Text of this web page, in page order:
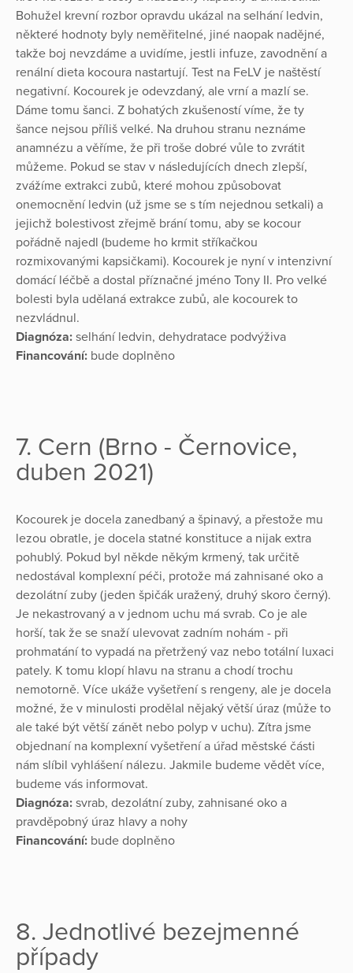
Bohužel krevní rozbor opravdu ukázal na selhání ledvin,
některé hodnoty byly neměřitelné, jiné naopak nadějné,
takže boj nevzdáme a uvidíme, jestli infuze, zavodnění a
renální dieta kocoura nastartují. Test na FeLV je naštěstí
negativní. Kocourek je odevzdaný, ale vrní a mazlí se.
Dáme tomu šanci. Z bohatých zkušeností víme, že ty
šance nejsou příliš velké. Na druhou stranu neznáme
anamnézu a věříme, že při troše dobré vůle to zvrátit
můžeme. Pokud se stav v následujících dnech zlepší,
zvážíme extrakci zubů, které mohou způsobovat
onemocnění ledvin (už jsme se s tím nejednou setkali) a
jejichž bolestivost zřejmě brání tomu, aby se kocour
pořádně najedl (budeme ho krmit stříkačkou
rozmixovanými kapsičkami). Kocourek je nyní v intenzivní
domácí léčbě a dostal příznačné jméno Tony II. Pro velké
bolesti byla udělaná extrakce zubů, ale kocourek to
nezvládnul.
Diagnóza: selhání ledvin, dehydratace podvýživa
Financování: bude doplněno
7. Cern (Brno - Černovice,
duben 2021)
Kocourek je docela zanedbaný a špinavý, a přestože mu
lezou obratle, je docela statné konstituce a nijak extra
pohublý. Pokud byl někde někým krmený, tak určitě
nedostával komplexní péči, protože má zahnisané oko a
dezolátní zuby (jeden špičák uražený, druhý skoro černý).
Je nekastrovaný a v jednom uchu má svrab. Co je ale
horší, tak že se snaží ulevovat zadním nohám - při
prohmatání to vypadá na přetržený vaz nebo totální luxaci
pately. K tomu klopí hlavu na stranu a chodí trochu
nemotorně. Více ukáže vyšetření s rengeny, ale je docela
možné, že v minulosti prodělal nějaký větší úraz (může to
ale také být větší zánět nebo polyp v uchu). Zítra jsme
objednaní na komplexní vyšetření a úřad městské části
nám slíbil vyhlášení nálezu. Jakmile budeme vědět více,
budeme vás informovat.
Diagnóza: svrab, dezolátní zuby, zahnisané oko a
pravděpobný úraz hlavy a nohy
Financování: bude doplněno
8. Jednotlivé bezejmenné
případy